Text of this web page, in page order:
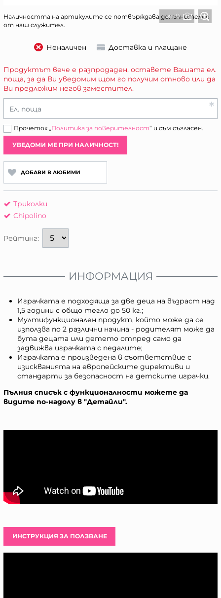
1 от 9
Наличността на артикулите се потвърждава допълнително
от наш служител.
Неналичен Доставка и плащане
Продуктът вече е разпродаден, оставете Вашата ел.
поща, за да Ви уведомим щом го получим отново или да
Ви предложим негов заместител.
Ел. поща
Прочетох „Политика за поверителност“ и съм съгласен.
УВЕДОМИ МЕ ПРИ НАЛИЧНОСТ!
ДОБАВИ В ЛЮБИМИ
Триколки
Chipolino
Рейтинг:
ИНФОРМАЦИЯ
Играчката е подходяща за две деца на възраст над
1,5 години с общо тегло до 50 кг.;
Мултифункционален продукт, който може да се
използва по 2 различни начина - родителят може да
бута децата или детето отпред само да
задвижва играчката с педалите;
Играчката е произведена в съответствие с
изискванията на европейските директиви и
стандарти за безопасност на детските играчки.
Пълния списък с функционалности можете да
видите по-надолу в "Детайли".
ИНСТРУКЦИЯ ЗА ПОЛЗВАНЕ